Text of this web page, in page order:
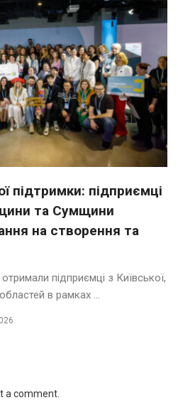
підтримки: підприємці
та Сумщини
на створення та
підприємці з Київської,
в рамках ...
a comment.